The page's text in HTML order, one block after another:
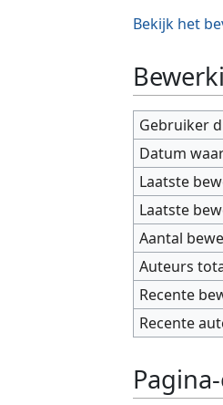
Bekijk het
Gebruiker
Datum
Laatste
Laatste
Aantal
Auteurs
Recente
Recente